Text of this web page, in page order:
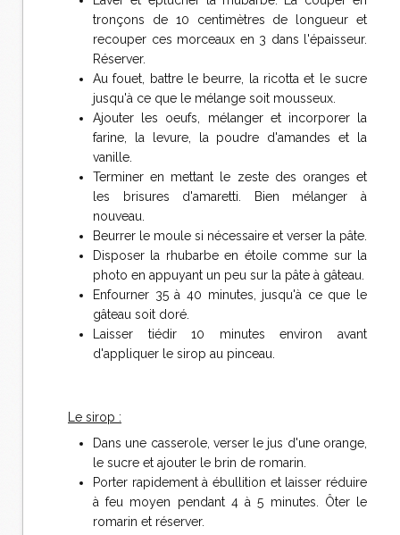
tronçons de 10 centimètres de longueur et
recouper ces morceaux en 3 dans l'épaisseur.
Réserver.
Au fouet, battre le beurre, la ricotta et le sucre
jusqu'à ce que le mélange soit mousseux.
Ajouter les oeufs, mélanger et incorporer la
farine, la levure, la poudre d'amandes et la
vanille.
Terminer en mettant le zeste des oranges et
les brisures d'amaretti. Bien mélanger à
nouveau.
Beurrer le moule si nécessaire et verser la pâte.
Disposer la rhubarbe en étoile comme sur la
photo en appuyant un peu sur la pâte à gâteau.
Enfourner 35 à 40 minutes, jusqu'à ce que le
gâteau soit doré.
Laisser tiédir 10 minutes environ avant
d'appliquer le sirop au pinceau.
Le sirop :
Dans une casserole, verser le jus d'une orange,
le sucre et ajouter le brin de romarin.
Porter rapidement à ébullition et laisser réduire
à feu moyen pendant 4 à 5 minutes. Ôter le
romarin et réserver.